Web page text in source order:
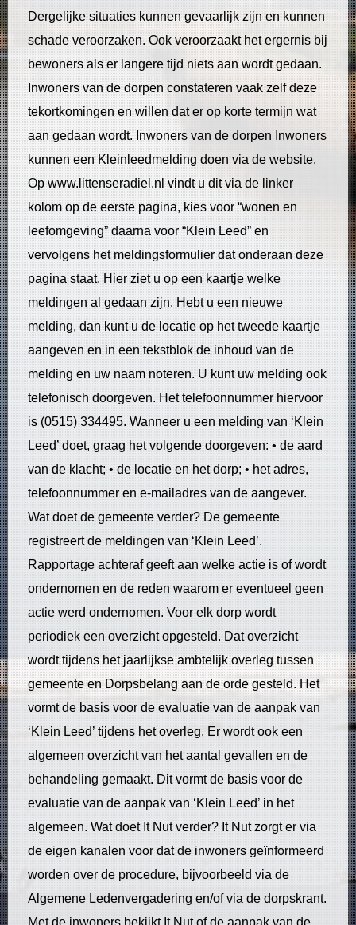
Dergelijke situaties kunnen gevaarlijk zijn en kunnen
schade veroorzaken. Ook veroorzaakt het ergernis bij
bewoners als er langere tijd niets aan wordt gedaan.
Inwoners van de dorpen constateren vaak zelf deze
tekortkomingen en willen dat er op korte termijn wat
aan gedaan wordt. Inwoners van de dorpen Inwoners
kunnen een Kleinleedmelding doen via de website.
Op www.littenseradiel.nl vindt u dit via de linker
kolom op de eerste pagina, kies voor “wonen en
leefomgeving” daarna voor “Klein Leed” en
vervolgens het meldingsformulier dat onderaan deze
pagina staat. Hier ziet u op een kaartje welke
meldingen al gedaan zijn. Hebt u een nieuwe
melding, dan kunt u de locatie op het tweede kaartje
aangeven en in een tekstblok de inhoud van de
melding en uw naam noteren. U kunt uw melding ook
telefonisch doorgeven. Het telefoonnummer hiervoor
is (0515) 334495. Wanneer u een melding van ‘Klein
Leed’ doet, graag het volgende doorgeven: • de aard
van de klacht; • de locatie en het dorp; • het adres,
telefoonnummer en e-mailadres van de aangever.
Wat doet de gemeente verder? De gemeente
registreert de meldingen van ‘Klein Leed’.
Rapportage achteraf geeft aan welke actie is of wordt
ondernomen en de reden waarom er eventueel geen
actie werd ondernomen. Voor elk dorp wordt
periodiek een overzicht opgesteld. Dat overzicht
wordt tijdens het jaarlijkse ambtelijk overleg tussen
gemeente en Dorpsbelang aan de orde gesteld. Het
vormt de basis voor de evaluatie van de aanpak van
‘Klein Leed’ tijdens het overleg. Er wordt ook een
algemeen overzicht van het aantal gevallen en de
behandeling gemaakt. Dit vormt de basis voor de
evaluatie van de aanpak van ‘Klein Leed’ in het
algemeen. Wat doet It Nut verder? It Nut zorgt er via
de eigen kanalen voor dat de inwoners geïnformeerd
worden over de procedure, bijvoorbeeld via de
Algemene Ledenvergadering en/of via de dorpskrant.
Met de inwoners bekijkt It Nut of de aanpak van de